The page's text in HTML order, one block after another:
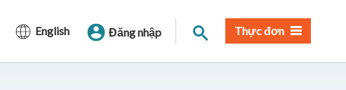
English Đăng nhập Tìm trangThực đơn